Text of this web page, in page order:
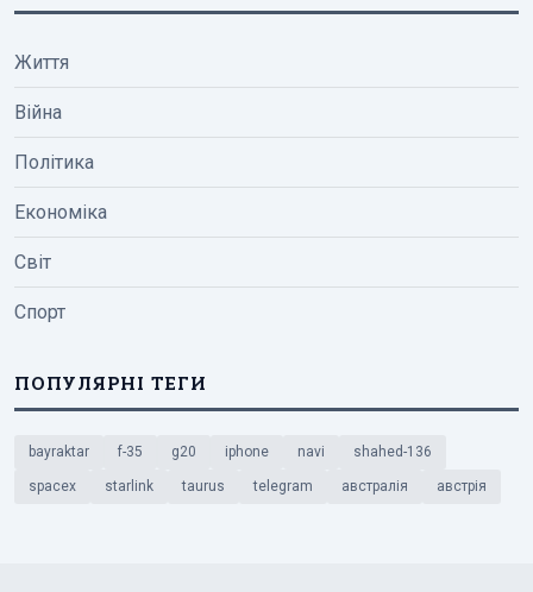
Життя
Війна
Політика
Економіка
Світ
Спорт
ПОПУЛЯРНІ ТЕГИ
bayraktar f-35 g20 iphone navi shahed-136
spacex starlink taurus telegram австралія австрія